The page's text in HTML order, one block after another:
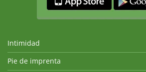
Intimidad
Pie de imprenta